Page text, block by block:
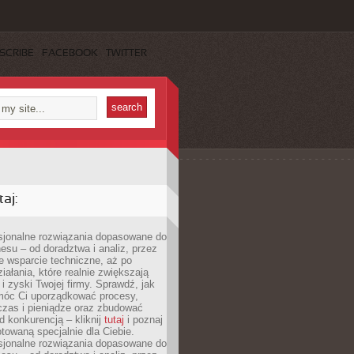
FACEBOOK TWITTER
rozwiązania dopasowane do
– od doradztwa i analiz, przez
wsparcie techniczne, aż po
które realnie zwiększają
zyski Twojej firmy. Sprawdź, jak
Ci uporządkować procesy,
i pieniądze oraz zbudować
konkurencją – kliknij tutaj i poznaj
specjalnie dla Ciebie.
rozwiązania dopasowane do